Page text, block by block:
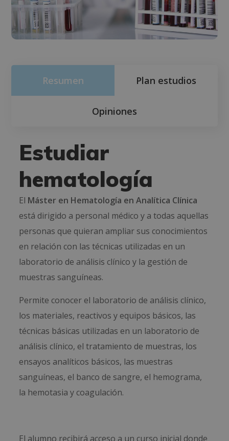
Resumen Plan estudios
Opiniones
Estudiar
hematología
El Máster en Hematología en Analítica Clínica
está dirigido a personal médico y a todas aquellas
personas que quieran ampliar sus conocimientos
en relación con las técnicas utilizadas en un
laboratorio de análisis clínico y la gestión de
muestras sanguíneas.
Permite conocer el laboratorio de análisis clínico,
los materiales, reactivos y equipos básicos, las
técnicas básicas utilizadas en un laboratorio de
análisis clínico, el tratamiento de muestras, los
ensayos analíticos básicos, las muestras
sanguíneas, el banco de sangre, el hemograma,
la hemotasia y coagulación.
El alumno recibirá acceso a un curso inicial donde